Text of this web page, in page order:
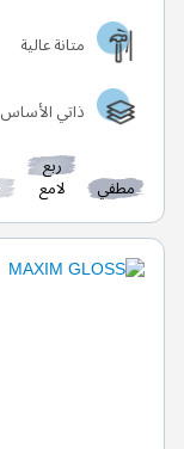
متانة عالية
ذاتي الأساس
مطفي
ربع
لامع